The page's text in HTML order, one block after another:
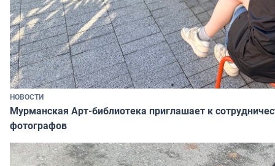
НОВОСТИ
Мурманская Арт-библиотека приглашает к
фотографов